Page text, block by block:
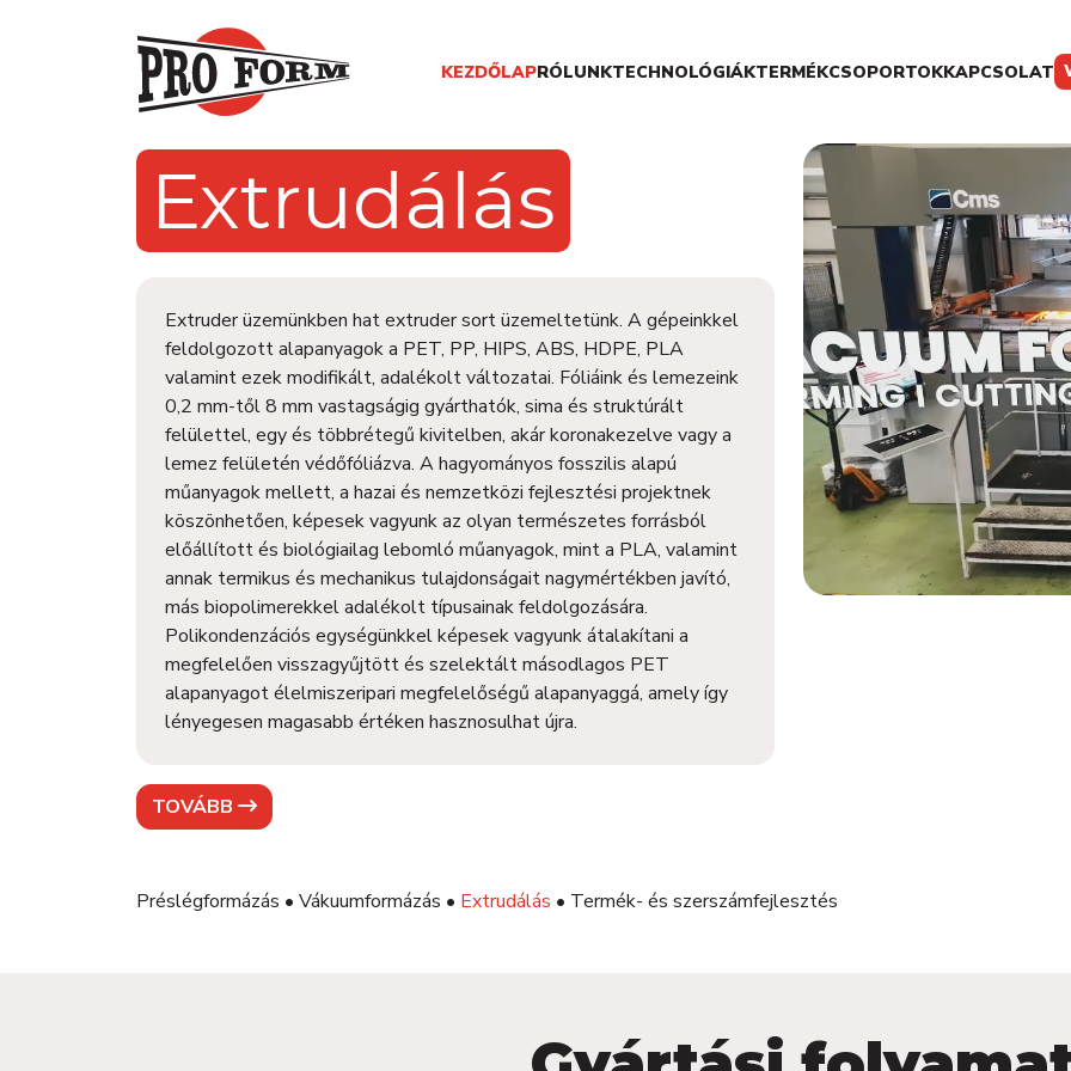
KEZDŐLAPRÓLUNKTECHNOLÓGIÁKTERMÉKCSOPORTOKKAPCSOLAT
Extrudálás
Extruder üzemünkben hat extruder sort üzemeltetünk. A gépeinkkel
feldolgozott alapanyagok a PET, PP, HIPS, ABS, HDPE, PLA
valamint ezek modifikált, adalékolt változatai. Fóliáink és lemezeink
0,2 mm-től 8 mm vastagságig gyárthatók, sima és struktúrált
felülettel, egy és többrétegű kivitelben, akár koronakezelve vagy a
lemez felületén védőfóliázva. A hagyományos fosszilis alapú
műanyagok mellett, a hazai és nemzetközi fejlesztési projektnek
köszönhetően, képesek vagyunk az olyan természetes forrásból
előállított és biológiailag lebomló műanyagok, mint a PLA, valamint
annak termikus és mechanikus tulajdonságait nagymértékben javító,
más biopolimerekkel adalékolt típusainak feldolgozására.
Polikondenzációs egységünkkel képesek vagyunk átalakítani a
megfelelően visszagyűjtött és szelektált másodlagos PET
alapanyagot élelmiszeripari megfelelőségű alapanyaggá, amely így
lényegesen magasabb értéken hasznosulhat újra.
TOVÁBB
Préslégformázás • Vákuumformázás • Extrudálás • Termék- és szerszámfejlesztés